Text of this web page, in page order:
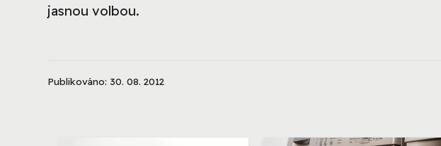
jasnou volbou.
Publikováno: 30. 08. 2012